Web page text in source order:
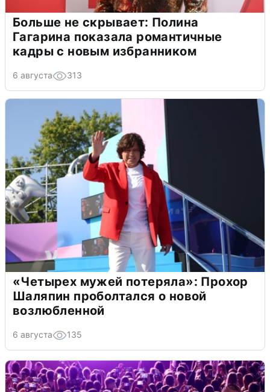
Больше не скрывает: Полина
Гагарина показала романтичные
кадры с новым избранником
6 августа 313
«Четырех мужей потеряла»: Прохор
Шаляпин проболтался о новой
возлюбленной
6 августа 135